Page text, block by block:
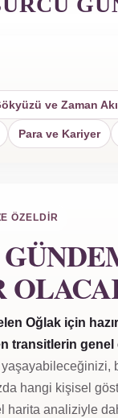
ve Zaman
Para ve Kariyer
ÖZELDIR
Oğlak için
transitlerin genel
hangi kişisel
harita analiziyle